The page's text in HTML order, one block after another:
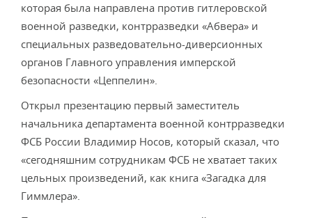
которая была направлена против гитлеровской
военной разведки, контрразведки «Абвера» и
специальных разведовательно-диверсионных
органов Главного управления имперской
безопасности «Цеппелин».
Открыл презентацию первый заместитель
начальника департамента военной контрразведки
ФСБ России Владимир Носов, который сказал, что
«сегодняшним сотрудникам ФСБ не хватает таких
цельных произведений, как книга «Загадка для
Гиммлера».